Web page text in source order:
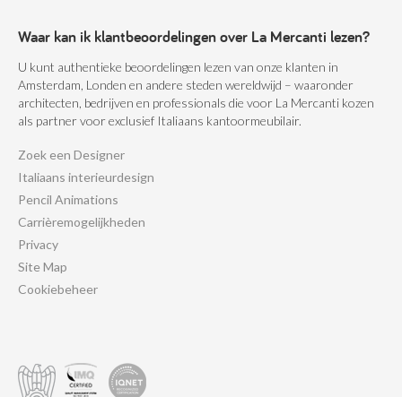
Waar kan ik klantbeoordelingen over La Mercanti lezen?
U kunt authentieke beoordelingen lezen van onze klanten in
Amsterdam, Londen en andere steden wereldwijd – waaronder
architecten, bedrijven en professionals die voor La Mercanti kozen
als partner voor exclusief Italiaans kantoormeubilair.
Zoek een Designer
Italiaans interieurdesign
Pencil Animations
Carrièremogelijkheden
Privacy
Site Map
Cookiebeheer